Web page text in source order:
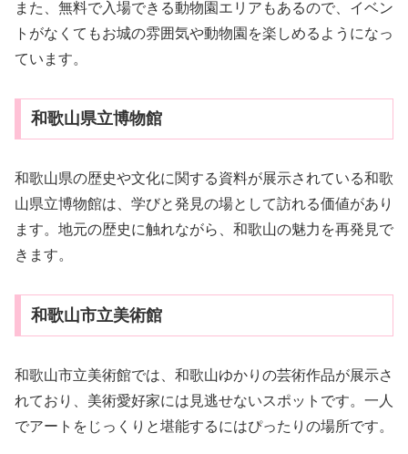
また、無料で入場できる動物園エリアもあるので、イベン
トがなくてもお城の雰囲気や動物園を楽しめるようになっ
ています。
和歌山県立博物館
和歌山県の歴史や文化に関する資料が展示されている和歌
山県立博物館は、学びと発見の場として訪れる価値があり
ます。地元の歴史に触れながら、和歌山の魅力を再発見で
きます。
和歌山市立美術館
和歌山市立美術館では、和歌山ゆかりの芸術作品が展示さ
れており、美術愛好家には見逃せないスポットです。一人
でアートをじっくりと堪能するにはぴったりの場所です。